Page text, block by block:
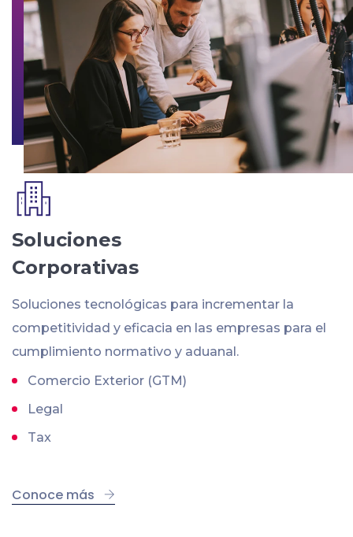
Soluciones
Corporativas
Soluciones tecnológicas para incrementar la
competitividad y eficacia en las empresas para el
cumplimiento normativo y aduanal.
Comercio Exterior (GTM)
Legal
Tax
Conoce más